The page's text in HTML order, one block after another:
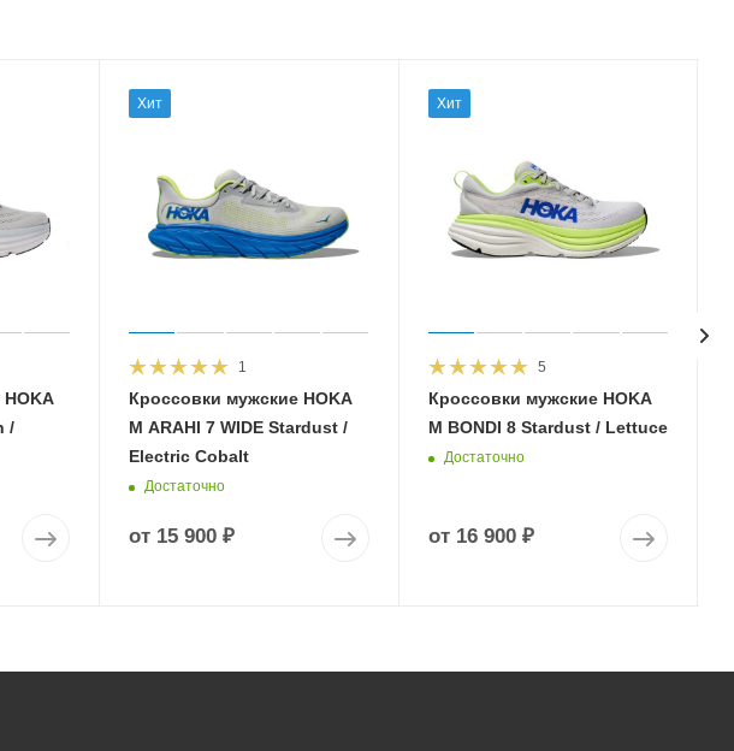
/
Хит
1
Кроссовки мужские HOKA
M ARAHI 7 WIDE Stardust /
Electric Cobalt
Достаточно
от 15 900 ₽
Хит
5
Кроссовки мужские HOKA
M BONDI 8 Stardust / Lettuce
Достаточно
от 16 900 ₽